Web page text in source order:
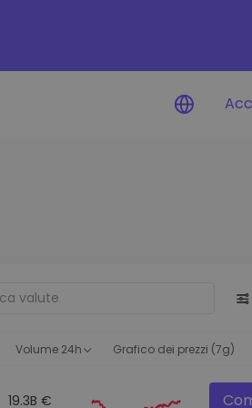
utili per performance
Volume 24h Grafico dei prezzi (7g)
19.3B €